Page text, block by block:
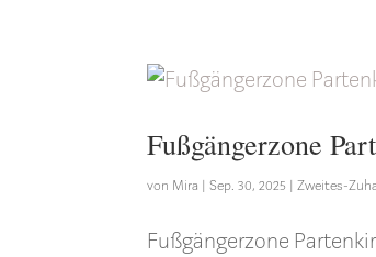
Fußgängerzone
von Mira |Sep. 30, 2025 |Zweites-
Fußgängerzone